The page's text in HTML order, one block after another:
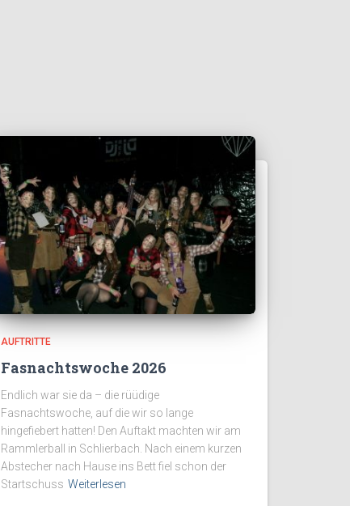
AUFTRITTE
Fasnachtswoche 2026
Endlich war sie da – die rüüdige
Fasnachtswoche, auf die wir so lange
hingefiebert hatten! Den Auftakt machten wir am
Rammlerball in Schlierbach. Nach einem kurzen
Abstecher nach Hause ins Bett fiel schon der
Startschuss Weiterlesen